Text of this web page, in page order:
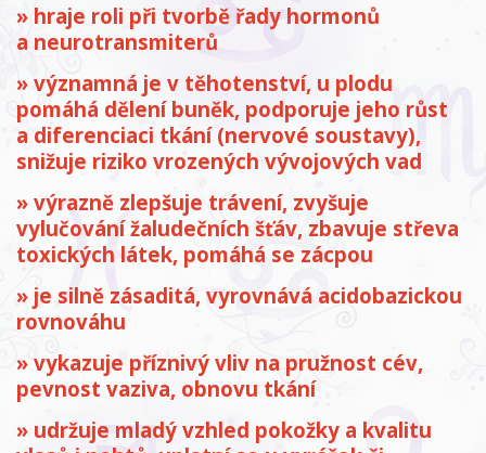
» hraje roli při tvorbě řady hormonů
a neurotransmiterů
» významná je v těhotenství, u plodu
pomáhá dělení buněk, podporuje jeho růst
a diferenciaci tkání (nervové soustavy),
snižuje riziko vrozených vývojových vad
» výrazně zlepšuje trávení, zvyšuje
vylučování žaludečních šťáv, zbavuje střeva
toxických látek, pomáhá se zácpou
» je silně zásaditá, vyrovnává acidobazickou
rovnováhu
» vykazuje příznivý vliv na pružnost cév,
pevnost vaziva, obnovu tkání
» udržuje mladý vzhled pokožky a kvalitu